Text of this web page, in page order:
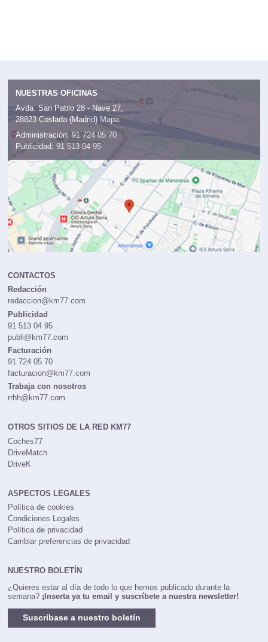
NUESTRAS OFICINAS
Avda. San Pablo 28 - Nave 27,
28823 Coslada (Madrid) Mapa
Administración: 91 724 05 70
Publicidad: 91 513 04 95
CONTACTOS
Redacción
redaccion@km77.com
Publicidad
91 513 04 95
publi@km77.com
Facturación
91 724 05 70
facturacion@km77.com
Trabaja con nosotros
rrhh@km77.com
OTROS SITIOS DE LA RED KM77
Coches77
DriveMatch
DriveK
ASPECTOS LEGALES
Política de cookies
Condiciones Legales
Política de privacidad
Cambiar preferencias de privacidad
NUESTRO BOLETÍN
¿Quieres estar al día de todo lo que hemos publicado durante la
semana? ¡Inserta ya tu email y suscríbete a nuestra newsletter!
Suscríbase a nuestro boletín